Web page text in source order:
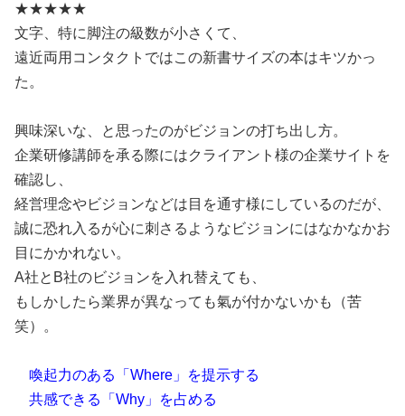
★★★★★
文字、特に脚注の級数が小さくて、
遠近両用コンタクトではこの新書サイズの本はキツかっ
た。
興味深いな、と思ったのがビジョンの打ち出し方。
企業研修講師を承る際にはクライアント様の企業サイトを
確認し、
経営理念やビジョンなどは目を通す様にしているのだが、
誠に恐れ入るが心に刺さるようなビジョンにはなかなかお
目にかかれない。
A社とB社のビジョンを入れ替えても、
もしかしたら業界が異なっても氣が付かないかも（苦
笑）。
喚起力のある「Where」を提示する
共感できる「Why」を占める